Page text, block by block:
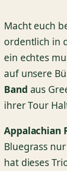
Macht euch
ordentlich in
ein echtes
auf unsere
Band aus
ihrer Tour
Appalachian
Bluegrass
hat dieses